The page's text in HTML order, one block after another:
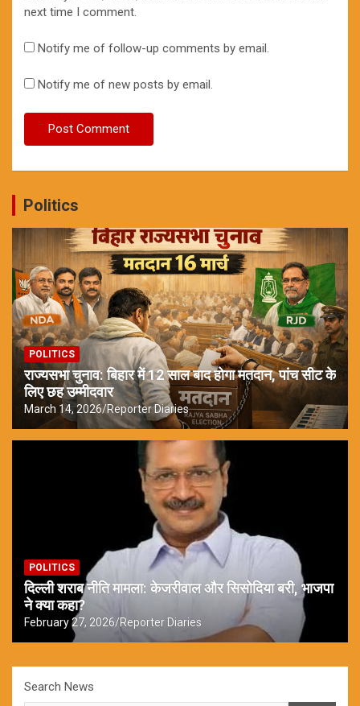
next time I comment.
Notify me of follow-up comments by email.
Notify me of new posts by email.
Politics
POLITICS
राज्यसभा चुनाव: बिहार में 12 साल बाद होगा मतदान, पांच सीट के
लिए छह उम्मीदवार
March 14, 2026 Reporter Diaries
POLITICS
दिल्ली शराब नीति मामला: केजरीवाल और सिसोदिया बरी, भाजपा
ने क्या कहा?
February 27, 2026 Reporter Diaries
Search News